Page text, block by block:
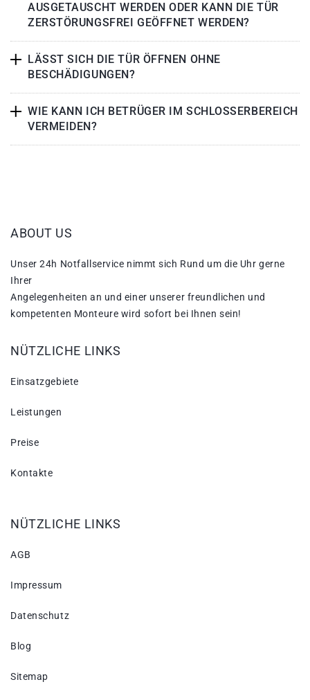
AUSGETAUSCHT WERDEN ODER KANN DIE TÜR
ZERSTÖRUNGSFREI GEÖFFNET WERDEN?
LÄSST SICH DIE TÜR ÖFFNEN OHNE
BESCHÄDIGUNGEN?
WIE KANN ICH BETRÜGER IM SCHLOSSERBEREICH
VERMEIDEN?
ABOUT US
Unser 24h Notfallservice nimmt sich Rund um die Uhr gerne
Ihrer
Angelegenheiten an und einer unserer freundlichen und
kompetenten Monteure wird sofort bei Ihnen sein!
NÜTZLICHE LINKS
Einsatzgebiete
Leistungen
Preise
Kontakte
NÜTZLICHE LINKS
AGB
Impressum
Datenschutz
Blog
Sitemap